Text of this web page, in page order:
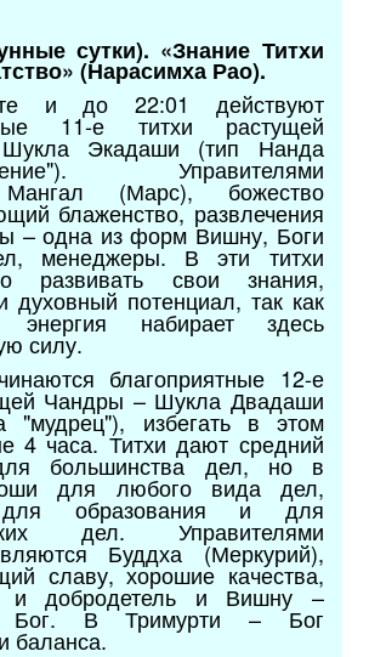
сутки). «Знание Титхи
(Нарасимха Рао).
и до 22:01 действуют
11-е титхи растущей
Экадаши (тип Нанда
Управителями
(Марс), божество
блаженство, развлечения
– одна из форм Вишну, Боги
менеджеры. В эти титхи
развивать свои знания,
духовный потенциал, так как
энергия набирает здесь
силу.
благоприятные 12-е
Чандры – Шукла Двадаши
"мудрец"), избегать в этом
4 часа. Титхи дают средний
большинства дел, но в
для любого вида дел,
для образования и для
дел. Управителями
Буддха (Меркурий),
славу, хорошие качества,
и добродетель и Вишну –
Бог. В Тримурти – Бог
баланса.